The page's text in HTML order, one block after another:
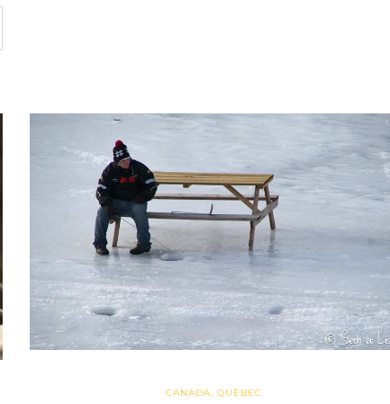
CANADA, QUÉBEC